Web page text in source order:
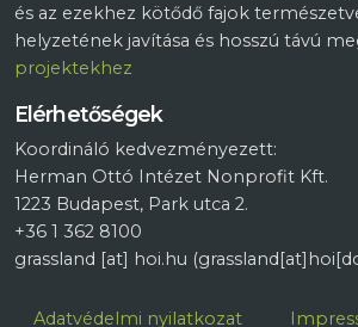
és az ezekhez kötődő fajok
helyzetének javítása és hosszú távú
projektekhez
Elérhetőségek
Koordináló kedvezményezett:
Herman Ottó Intézet Nonprofit Kft.
1223 Budapest, Park utca 2.
+36 1 362 8100
grassland [at] hoi.hu
Lábléc
Adatvédelmi nyilatkozat